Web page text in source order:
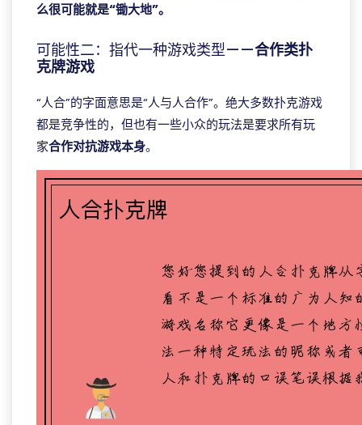
么很可能就是“锄大地”。
可能性二：指代一种游戏类型——合作类扑
克牌游戏
“人合”的字面意思是“人与人合作”。绝大多数扑克游戏
都是竞争性的，但也有一些小众的玩法是要求所有玩
家合作对抗游戏本身。